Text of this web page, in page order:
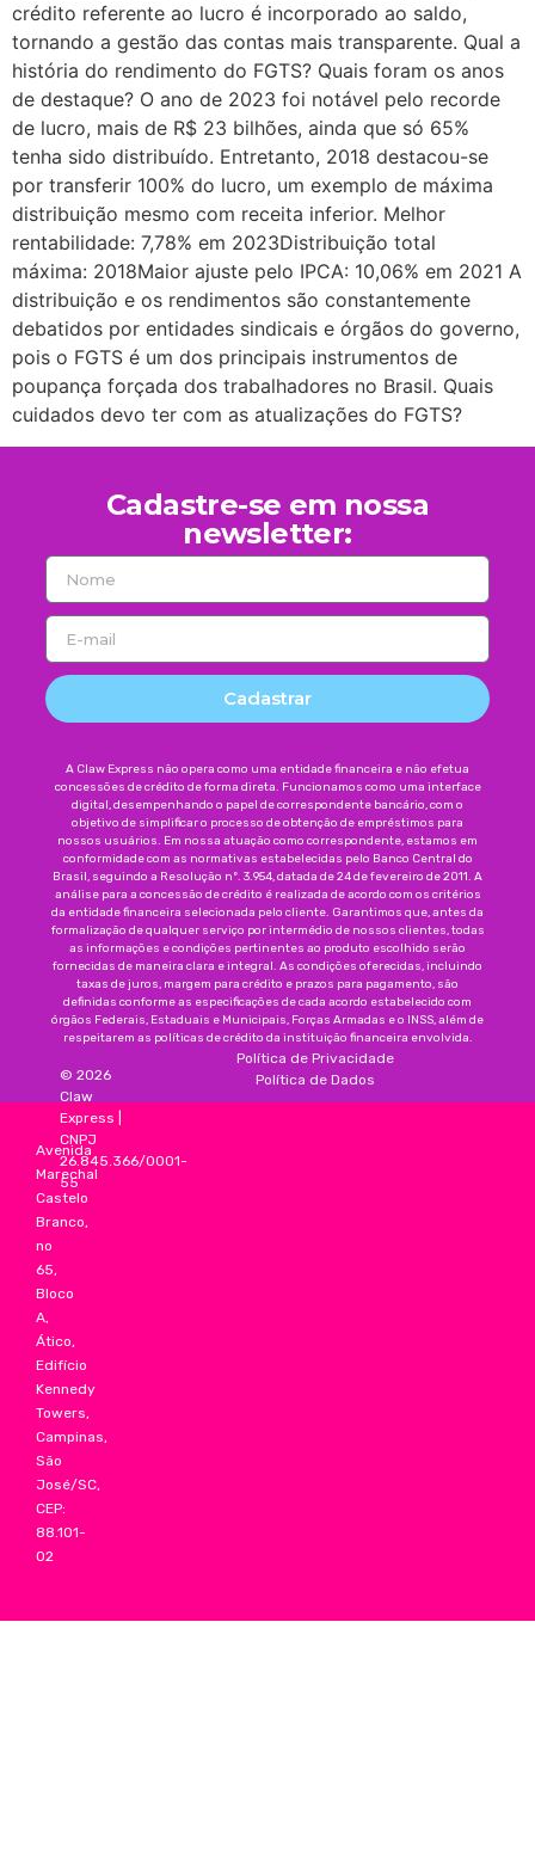
crédito referente ao lucro é incorporado ao saldo,
tornando a gestão das contas mais transparente. Qual a
história do rendimento do FGTS? Quais foram os anos
de destaque? O ano de 2023 foi notável pelo recorde
de lucro, mais de R$ 23 bilhões, ainda que só 65%
tenha sido distribuído. Entretanto, 2018 destacou-se
por transferir 100% do lucro, um exemplo de máxima
distribuição mesmo com receita inferior. Melhor
rentabilidade: 7,78% em 2023Distribuição total
máxima: 2018Maior ajuste pelo IPCA: 10,06% em 2021 A
distribuição e os rendimentos são constantemente
debatidos por entidades sindicais e órgãos do governo,
pois o FGTS é um dos principais instrumentos de
poupança forçada dos trabalhadores no Brasil. Quais
cuidados devo ter com as atualizações do FGTS?
Cadastre-se em nossa
newsletter:
Cadastrar
A Claw Express não opera como uma entidade financeira e não efetua
concessões de crédito de forma direta. Funcionamos como uma interface
digital, desempenhando o papel de correspondente bancário, com o
objetivo de simplificar o processo de obtenção de empréstimos para
nossos usuários. Em nossa atuação como correspondente, estamos em
conformidade com as normativas estabelecidas pelo Banco Central do
Brasil, seguindo a Resolução nº. 3.954, datada de 24 de fevereiro de 2011. A
análise para a concessão de crédito é realizada de acordo com os critérios
da entidade financeira selecionada pelo cliente. Garantimos que, antes da
formalização de qualquer serviço por intermédio de nossos clientes, todas
as informações e condições pertinentes ao produto escolhido serão
fornecidas de maneira clara e integral. As condições oferecidas, incluindo
taxas de juros, margem para crédito e prazos para pagamento, são
definidas conforme as especificações de cada acordo estabelecido com
órgãos Federais, Estaduais e Municipais, Forças Armadas e o INSS, além de
respeitarem as políticas de crédito da instituição financeira envolvida.
Avenida
Marechal
Castelo
Branco,
no
65,
Bloco
A,
Ático,
Edifício
Kennedy
Towers,
Campinas,
São
José/SC,
CEP:
88.101-
02
© 2026
Claw
Express
CNPJ
26.845.366/0001-
55
Política de Privacidade
Política de Dados